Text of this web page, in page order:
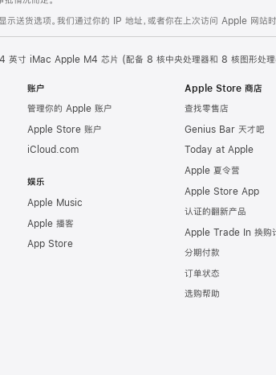
示送货选项。我们通过你的 IP 地址，或者你在上次访问 Apple 网站时
英寸 iMac Apple M4 芯片 (配备 8 核中央处理器和 8 核图形处
账户
管理你的 Apple 账户
Apple Store 账户
iCloud.com
娱乐
Apple Music
Apple 播客
App Store
Apple Store 商店
查找零售店
Genius Bar 天才吧
Today at Apple
Apple 夏令营
Apple Store App
认证的翻新产品
Apple Trade In 换购
分期付款
订单状态
选购帮助